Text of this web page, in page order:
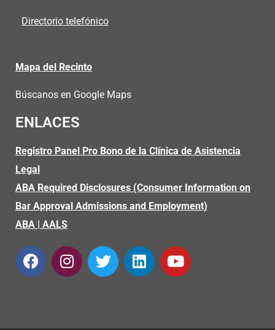
Directorio telefónico
Mapa del Recinto
Búscanos en Google Maps
ENLACES
Registro Panel Pro Bono de la Clínica de Asistencia
Legal
ABA Required Disclosures (Consumer Information on
Bar Approval Admissions and Employment)
ABA | AALS